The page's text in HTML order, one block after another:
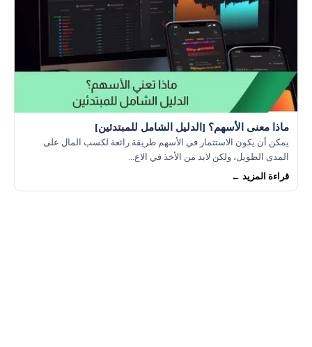
ماذا معنى الأسهم؟ [الدليل الشامل للمبتدئين]
يمكن أن يكون الاستثمار في الأسهم طريقة رائعة لكسب المال على
المدى الطويل، ولكن لابد من الأخذ في الاع...
قراءة المزيد ←